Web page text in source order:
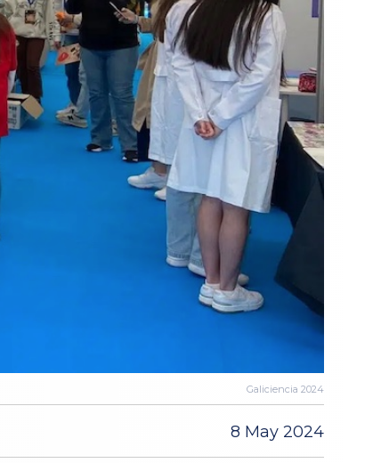
Galiciencia 2024
8 May 2024